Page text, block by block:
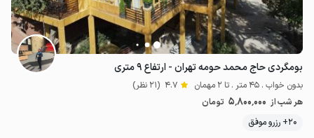
بومگردی حاج محمد حومه تهران - ارتفاع ۹ متری
بدون خواب . 45 متر . تا 2 مهمان 4.7 (21 نظر)
هر شب از 5٬800٬000 تومان
20+ رزرو موفق